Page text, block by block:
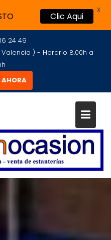
24 49
) - Horario 8.00h a
AHORA
Clic Aqui
X